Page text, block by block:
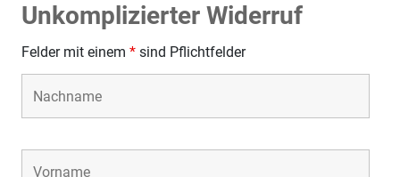
Unkomplizierter Widerruf
Felder mit einem * sind Pflichtfelder